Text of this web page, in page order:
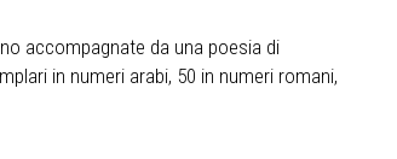
accompagnate da una poesia di
in numeri arabi, 50 in numeri romani,